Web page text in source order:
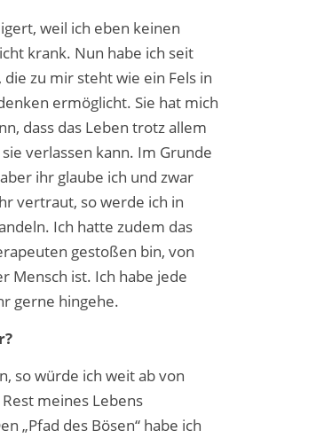
weil ich eben keinen
krank. Nun habe ich seit
zu mir steht wie ein Fels in
ermöglicht. Sie hat mich
dass das Leben trotz allem
verlassen kann. Im Grunde
ihr glaube ich und zwar
vertraut, so werde ich in
Ich hatte zudem das
gestoßen bin, von
Mensch ist. Ich habe jede
gerne hingehe.
so würde ich weit ab von
meines Lebens
„Pfad des Bösen“ habe ich